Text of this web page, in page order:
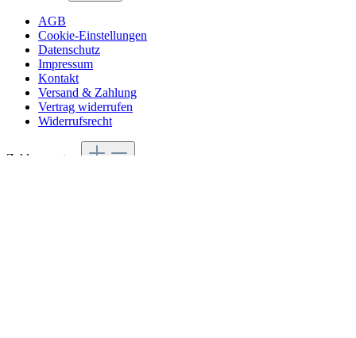
AGB
Cookie-Einstellungen
Datenschutz
Impressum
Kontakt
Versand & Zahlung
Vertrag widerrufen
Widerrufsrecht
Zahlungsarten